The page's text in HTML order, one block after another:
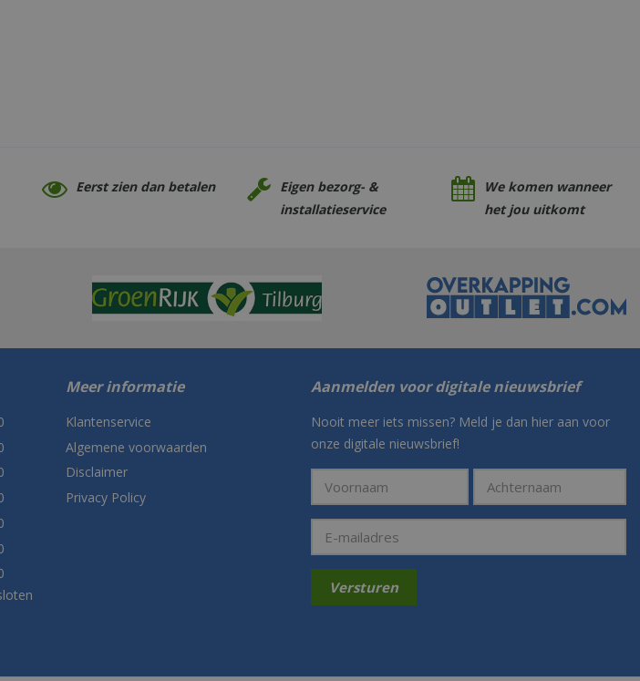
Eerst zien dan betalen
Eigen bezorg- &
installatieservice
We komen wanneer
het jou uitkomt
Meer informatie
Klantenservice
Algemene voorwaarden
Disclaimer
Privacy Policy
Aanmelden voor digitale nieuwsbrief
Nooit meer iets missen? Meld je dan hier aan voor
onze digitale nieuwsbrief!